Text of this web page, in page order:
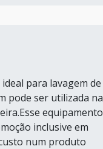
para lavagem de
pode ser utilizada na
equipamento
inclusive em
num produto